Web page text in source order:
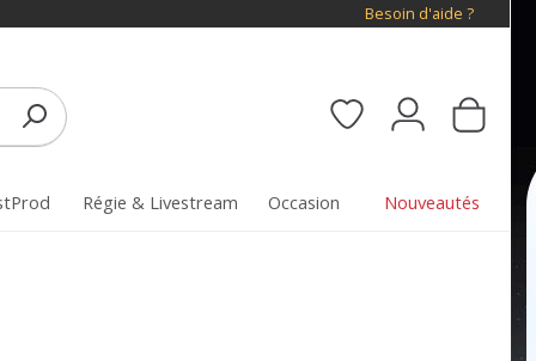
Besoin d'aide ?
Régie & Livestream Occasion Nouveautés